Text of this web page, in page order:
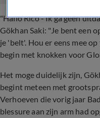
"Hallo Rico - Ik ga geen
Gökhan Saki: "Je bent een
je 'belt'. Hou er eens mee
begin met knokken voor
Het moge duidelijk zijn,
begint meteen met
Verhoeven die vorig jaar
blessure aan zijn arm had